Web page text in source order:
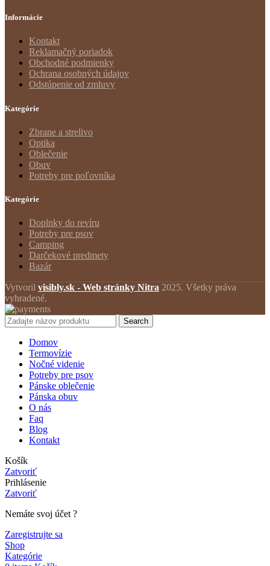
Informácie
Kontakt
Reklamačný poriadok
Obchodné podmienky
Ochrana osobných údajov
Odstúpenie od zmluvy
Kategórie
Zbrane a strelivo
Optika
Oblečenie
Obuv
Potreby pre poľovníka
Kategórie
Doplnky do revíru
Potreby pre psov
Camping
Darčekové predmety
Bazár
Vytvoril visibly.sk - Web stránky Nitra 2025. Všetky práva
vyhradené.
Search
Domov
Termovízie
Nočné videnie
Potreby pre psov
Pánske oblečenie
Pánska obuv
O nás
Faq
Blog
Kontakt
Košík
Zatvoriť
Prihlásenie
Zatvoriť
Nemáte svoj účet ?
Zaregistrujte sa
Shop
Kategórie